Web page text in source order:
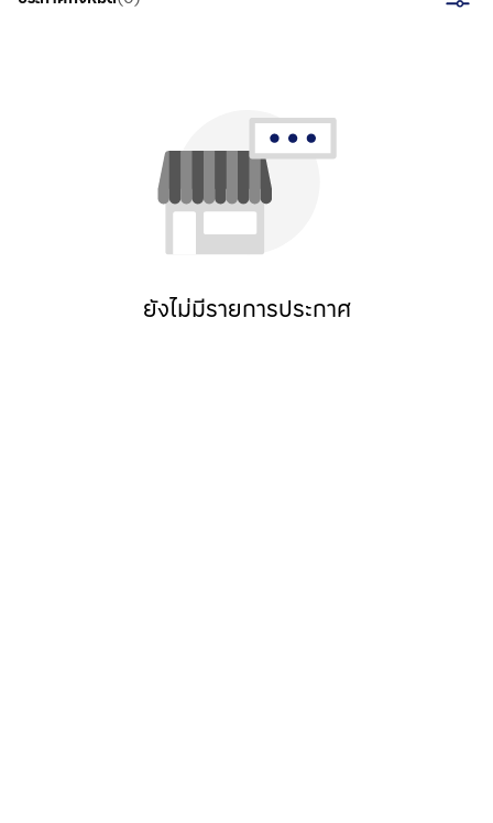
ยังไม่มีรายการประกาศ